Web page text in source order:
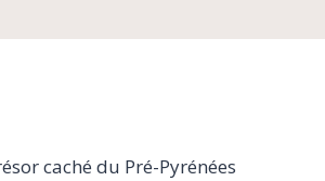
caché du Pré-Pyrénées